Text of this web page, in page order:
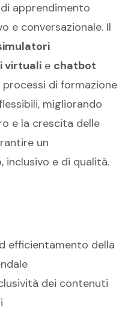
apprendimento
e conversazionale. Il
virtuali e chatbot
di formazione
migliorando
e la crescita delle
un
inclusivo e di qualità.
efficientamento della
dei contenuti